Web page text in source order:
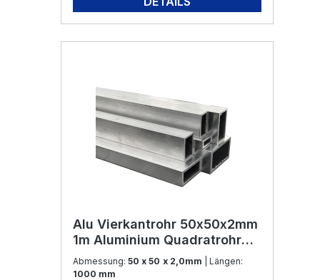
Alu Vierkantrohr 50x50x2mm
1m Aluminium Quadratrohr
Vierkantrohr Alurohr Aluprofil
Rundrohr Rohr für Modellbau
Abmessung: 50 x 50 x 2,0mm
| Längen:
1000 mm